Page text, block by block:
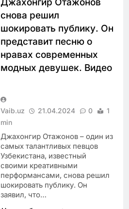
Джахонгир Отажонов
снова решил
шокировать публику. Он
представит песню о
нравах современных
модных девушек. Видео
Vaib.uz 21.04.2024 0
1
min
Джахонгир Отажонов – один из
самых талантливых певцов
Узбекистана, известный
своими креативными
перформансами, снова решил
шокировать публику. Он
заявил, что…